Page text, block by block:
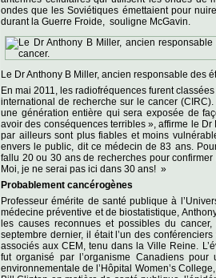
ondes que les Soviétiques émettaient pour
durant la Guerre Froide, souligne McGavin.
Le Dr Anthony B Miller, ancien responsable des
En mai 2011, les radiofréquences furent
international de recherche sur le cancer
une génération entière qui sera exposée de
avoir des conséquences terribles », affirme le
par ailleurs sont plus fiables et moins
envers le public, dit ce médecin de 83 ans.
fallu 20 ou 30 ans de recherches pour
Moi, je ne serai pas ici dans 30 ans! »
Probablement cancérogènes
Professeur émérite de santé publique à
médecine préventive et de biostatistique,
les causes reconnues et possibles du
septembre dernier, il était l’un des
associés aux CEM, tenu dans la Ville Reine.
fut organisé par l’organisme Canadiens
environnementale de l’Hôpital Women’s